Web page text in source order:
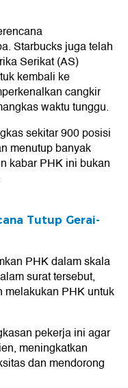
Starbucks juga telah
Serikat (AS)
kembali ke
cangkir
waktu tunggu.
sekitar 900 posisi
menutup banyak
kabar PHK ini bukan
Tutup Gerai-
PHK dalam skala
surat tersebut,
melakukan PHK untuk
pekerja ini agar
meningkatkan
dan mendorong